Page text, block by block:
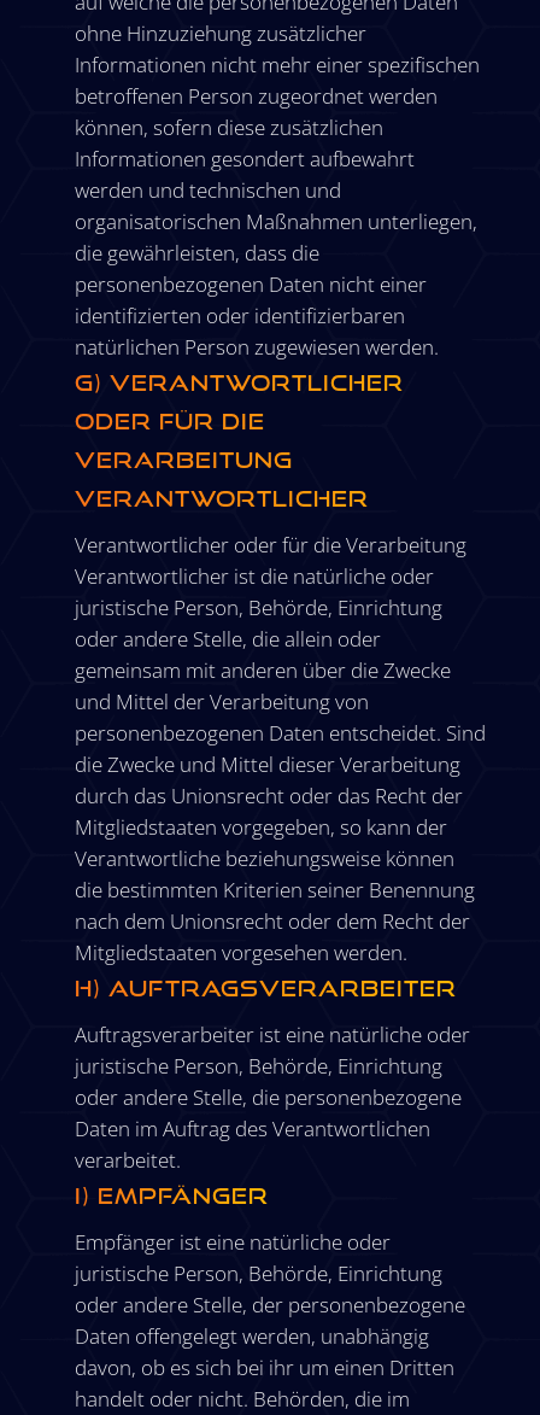
ohne Hinzuziehung zusätzlicher
Informationen nicht mehr einer spezifischen
betroffenen Person zugeordnet werden
können, sofern diese zusätzlichen
Informationen gesondert aufbewahrt
werden und technischen und
organisatorischen Maßnahmen unterliegen,
die gewährleisten, dass die
personenbezogenen Daten nicht einer
identifizierten oder identifizierbaren
natürlichen Person zugewiesen werden.
g) Verantwortlicher
oder für die
Verarbeitung
Verantwortlicher
Verantwortlicher oder für die Verarbeitung
Verantwortlicher ist die natürliche oder
juristische Person, Behörde, Einrichtung
oder andere Stelle, die allein oder
gemeinsam mit anderen über die Zwecke
und Mittel der Verarbeitung von
personenbezogenen Daten entscheidet. Sind
die Zwecke und Mittel dieser Verarbeitung
durch das Unionsrecht oder das Recht der
Mitgliedstaaten vorgegeben, so kann der
Verantwortliche beziehungsweise können
die bestimmten Kriterien seiner Benennung
nach dem Unionsrecht oder dem Recht der
Mitgliedstaaten vorgesehen werden.
h) Auftragsverarbeiter
Auftragsverarbeiter ist eine natürliche oder
juristische Person, Behörde, Einrichtung
oder andere Stelle, die personenbezogene
Daten im Auftrag des Verantwortlichen
verarbeitet.
i) Empfänger
Empfänger ist eine natürliche oder
juristische Person, Behörde, Einrichtung
oder andere Stelle, der personenbezogene
Daten offengelegt werden, unabhängig
davon, ob es sich bei ihr um einen Dritten
handelt oder nicht. Behörden, die im